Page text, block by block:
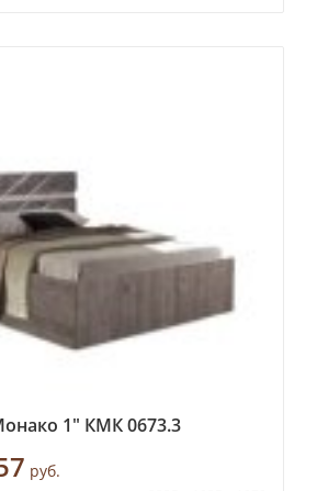
1" КМК 0673.3
руб.